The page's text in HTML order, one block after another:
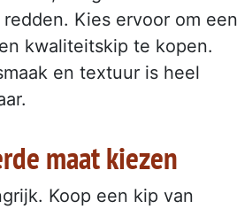
Kies ervoor om een
kwaliteitskip te kopen.
en textuur is heel
maat kiezen
Koop een kip van